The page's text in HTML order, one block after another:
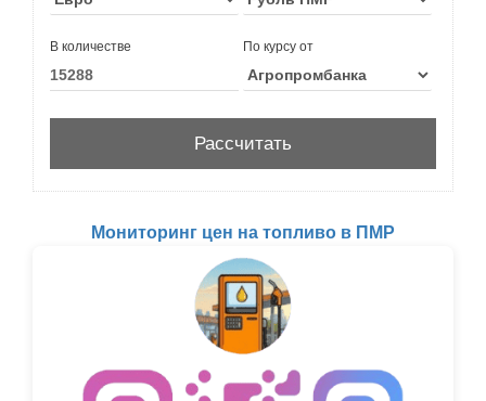
В количестве По курсу от
Мониторинг цен на топливо в ПМР